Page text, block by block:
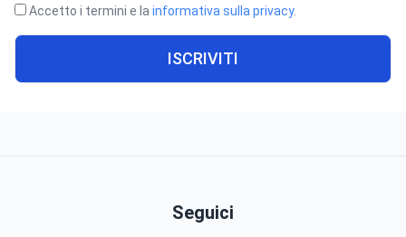
Accetto i termini e la informativa sulla privacy.
ISCRIVITI
Seguici